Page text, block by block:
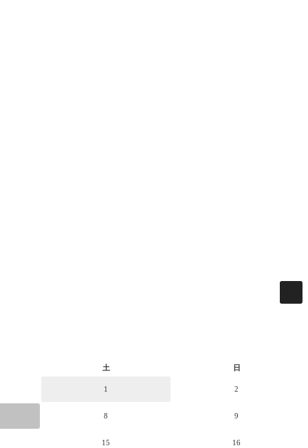
土 日
1 2
8 9
15 16